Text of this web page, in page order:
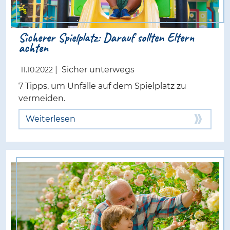
Sicherer Spielplatz: Darauf sollten Eltern
achten
11.10.2022
Sicher unterwegs
7 Tipps, um Unfälle auf dem Spielplatz zu
vermeiden.
Weiterlesen